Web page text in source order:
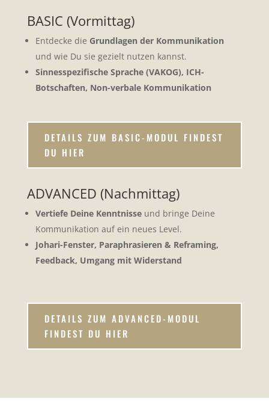
BASIC (Vormittag)
Entdecke die Grundlagen der Kommunikation
und wie Du sie gezielt nutzen kannst.
Sinnesspezifische Sprache (VAKOG), ICH-
Botschaften, Non-verbale Kommunikation
DETAILS ZUM BASIC-MODUL FINDEST
DU HIER
ADVANCED (Nachmittag)
Vertiefe Deine Kenntnisseund bringe Deine
Kommunikation auf ein neues Level.
Johari-Fenster, Paraphrasieren & Reframing,
Feedback, Umgang mit Widerstand
DETAILS ZUM ADVANCED-MODUL
FINDEST DU HIER